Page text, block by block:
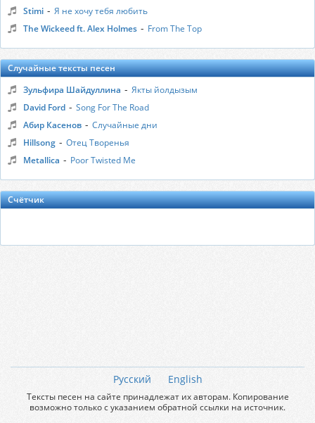
Stimi - Я не хочу тебя любить
The Wickeed ft. Alex Holmes - From The Top
Случайные тексты песен
Зульфира Шайдуллина - Якты йолдызым
David Ford - Song For The Road
Абир Касенов - Случайные дни
Hillsong - Отец Творенья
Metallica - Poor Twisted Me
Счётчик
Русский English
Тексты песен на сайте принадлежат их авторам. Копирование
возможно только с указанием обратной ссылки на источник.